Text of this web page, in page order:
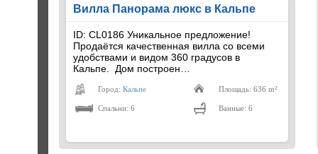
Вилла Панорама люкс в Кальпе
ID: CL0186 Уникальное предложение!
Продаётся качественная вилла со всеми
удобствами и видом 360 градусов в
Кальпе. Дом построен…
Город: Кальпе Площадь: 636 m²
Спальни: 6 Ванные: 6